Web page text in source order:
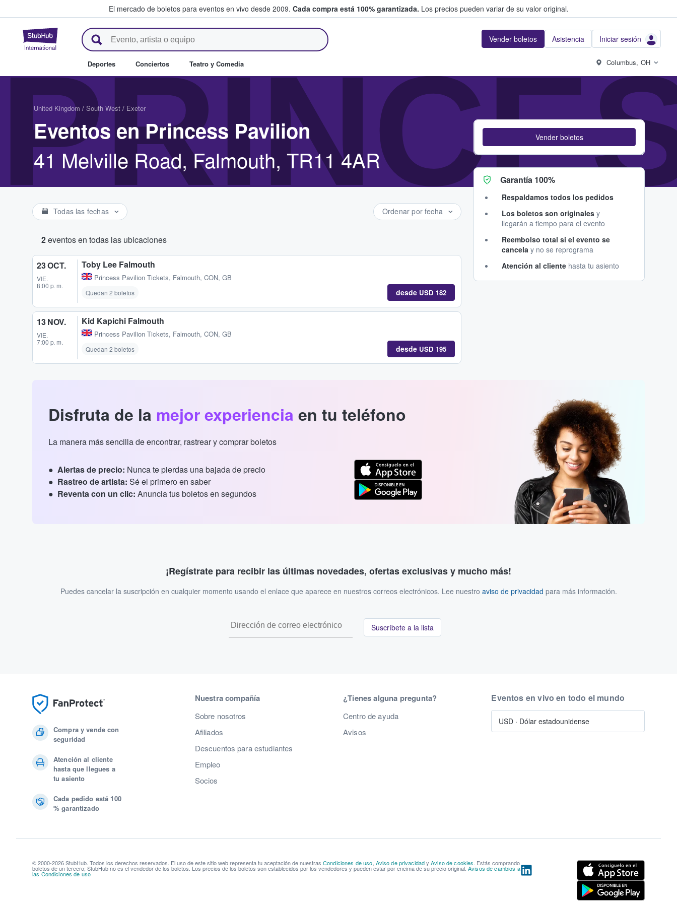
El mercado de boletos para eventos en vivo desde 2009. Cada compra está 100% garantizada. Los precios pueden variar de su valor original.
StubHub: donde los fans compran y venden boletos Vender boletos Asistencia Iniciar sesión
Deportes Conciertos Teatro y Comedia Columbus, OH
United Kingdom / South West / Exeter
Eventos en Princess Pavilion
41 Melville Road, Falmouth, TR11 4AR
Todas las fechas Ordenar por fecha
2eventos en todas las ubicaciones
23 OCT.
VIE.
8:00 p. m.
Toby Lee Falmouth
Princess Pavilion Tickets, Falmouth, CON, GB
Quedan 2 boletos desde USD 182
13 NOV.
VIE.
7:00 p. m.
Kid Kapichi Falmouth
Princess Pavilion Tickets, Falmouth, CON, GB
Quedan 2 boletos desde USD 195
Vender boletos
Garantía 100%
Respaldamos todos los pedidos
Los boletos son originales y
llegarán a tiempo para el evento
Reembolso total si el evento se
cancela y no se reprograma
Atención al cliente hasta tu asiento
Disfruta de la mejor experiencia en tu teléfono
La manera más sencilla de encontrar, rastrear y comprar boletos
Alertas de precio: Nunca te pierdas una bajada de precio
Rastreo de artista: Sé el primero en saber
Reventa con un clic: Anuncia tus boletos en segundos
¡Regístrate para recibir las últimas novedades, ofertas exclusivas y mucho más!
Puedes cancelar la suscripción en cualquier momento usando el enlace que aparece en nuestros correos electrónicos. Lee nuestro aviso de privacidad para más información.
Suscríbete a la lista
Compra y vende con
seguridad
Atención al cliente
hasta que llegues a
tu asiento
Cada pedido está 100
% garantizado
Nuestra compañía
Sobre nosotros
Afiliados
Descuentos para estudiantes
Empleo
Socios
¿Tienes alguna pregunta?
Centro de ayuda
Avisos
Eventos en vivo en todo el mundo
USD · Dólar estadounidense
© 2000-2026 StubHub. Todos los derechos reservados. El uso de este sitio web representa tu aceptación de nuestras Condiciones de uso, Aviso de privacidadyAviso de cookies. Estás comprando
boletos de un tercero; StubHub no es el vendedor de los boletos. Los precios de los boletos son establecidos por los vendedores y pueden estar por encima de su precio original. Avisos de cambios a
las Condiciones de uso